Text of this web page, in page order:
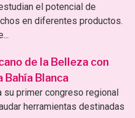
el potencial de
en diferentes productos.
de la Belleza con
Blanca
su primer congreso regional
herramientas destinadas